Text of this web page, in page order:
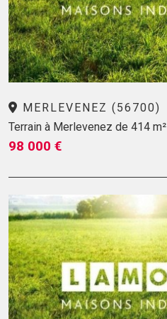
MERLEVENEZ (56700)
Terrain à Merlevenez de 414 m²
98 000 €